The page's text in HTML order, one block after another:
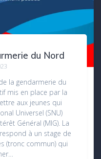
du Nord
la gendarmerie du
mis en place par la
aux jeunes qui
Universel (SNU)
Général (MIG). La
à un stage de
(tronc commun) qui